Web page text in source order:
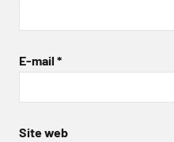
E-mail *
Site web